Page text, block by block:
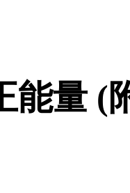
能量 (